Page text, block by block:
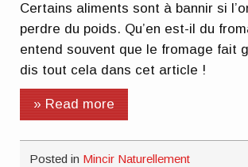
Certains aliments sont à bannir si
perdre du poids. Qu’en est-il du
entend souvent que le fromage fait
dis tout cela dans cet article !
» Read more
Posted in Mincir Naturellement